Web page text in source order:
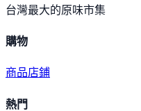
台灣最大的原味市集
購物
商品店鋪
熱門